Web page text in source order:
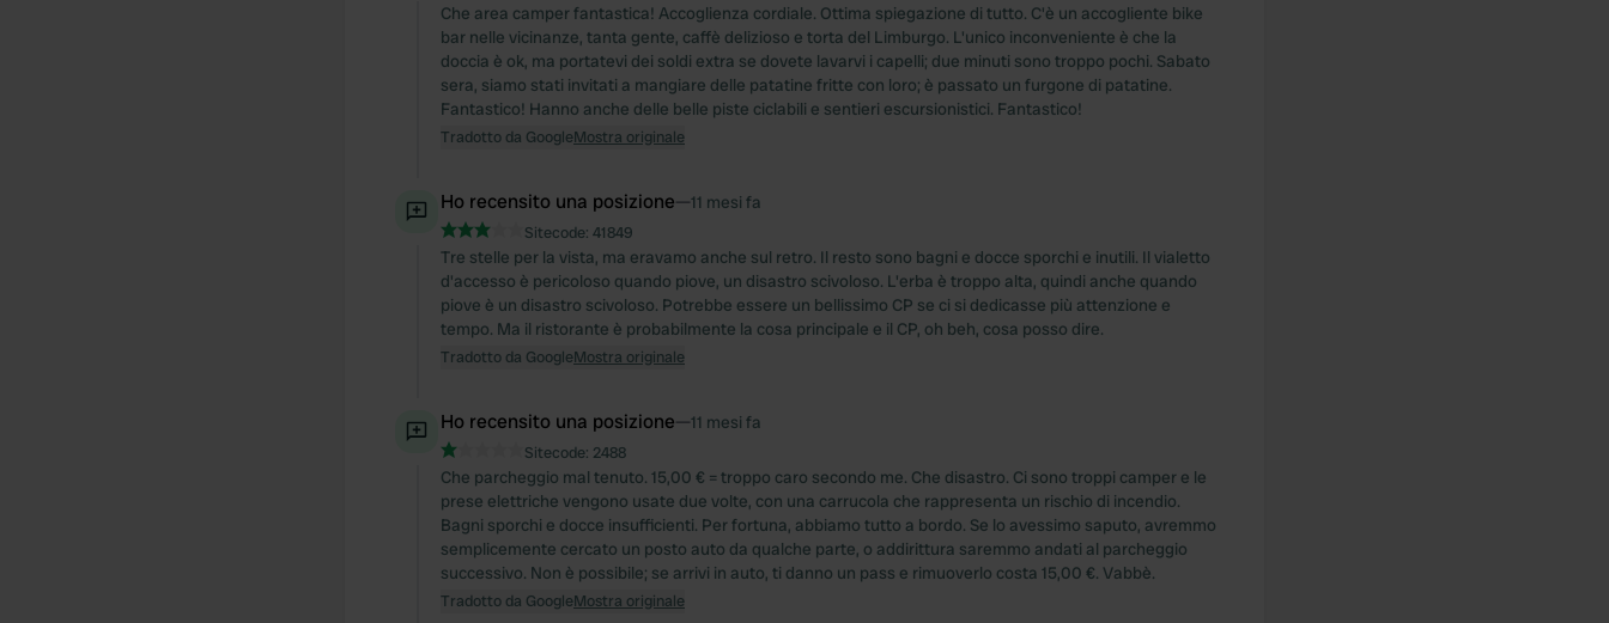
Che area camper fantastica! Accoglienza cordiale. Ottima spiegazione di tutto. C'è un accogliente bike
bar nelle vicinanze, tanta gente, caffè delizioso e torta del Limburgo. L'unico inconveniente è che la
doccia è ok, ma portatevi dei soldi extra se dovete lavarvi i capelli; due minuti sono troppo pochi. Sabato
sera, siamo stati invitati a mangiare delle patatine fritte con loro; è passato un furgone di patatine.
Fantastico! Hanno anche delle belle piste ciclabili e sentieri escursionistici. Fantastico!
Tradotto da GoogleMostra originale
Ho recensito una posizione—11 mesi fa
Sitecode: 41849
Tre stelle per la vista, ma eravamo anche sul retro. Il resto sono bagni e docce sporchi e inutili. Il vialetto
d'accesso è pericoloso quando piove, un disastro scivoloso. L'erba è troppo alta, quindi anche quando
piove è un disastro scivoloso. Potrebbe essere un bellissimo CP se ci si dedicasse più attenzione e
tempo. Ma il ristorante è probabilmente la cosa principale e il CP, oh beh, cosa posso dire.
Tradotto da GoogleMostra originale
Ho recensito una posizione—11 mesi fa
Sitecode: 2488
Che parcheggio mal tenuto. 15,00 € = troppo caro secondo me. Che disastro. Ci sono troppi camper e le
prese elettriche vengono usate due volte, con una carrucola che rappresenta un rischio di incendio.
Bagni sporchi e docce insufficienti. Per fortuna, abbiamo tutto a bordo. Se lo avessimo saputo, avremmo
semplicemente cercato un posto auto da qualche parte, o addirittura saremmo andati al parcheggio
successivo. Non è possibile; se arrivi in auto, ti danno un pass e rimuoverlo costa 15,00 €. Vabbè.
Tradotto da GoogleMostra originale